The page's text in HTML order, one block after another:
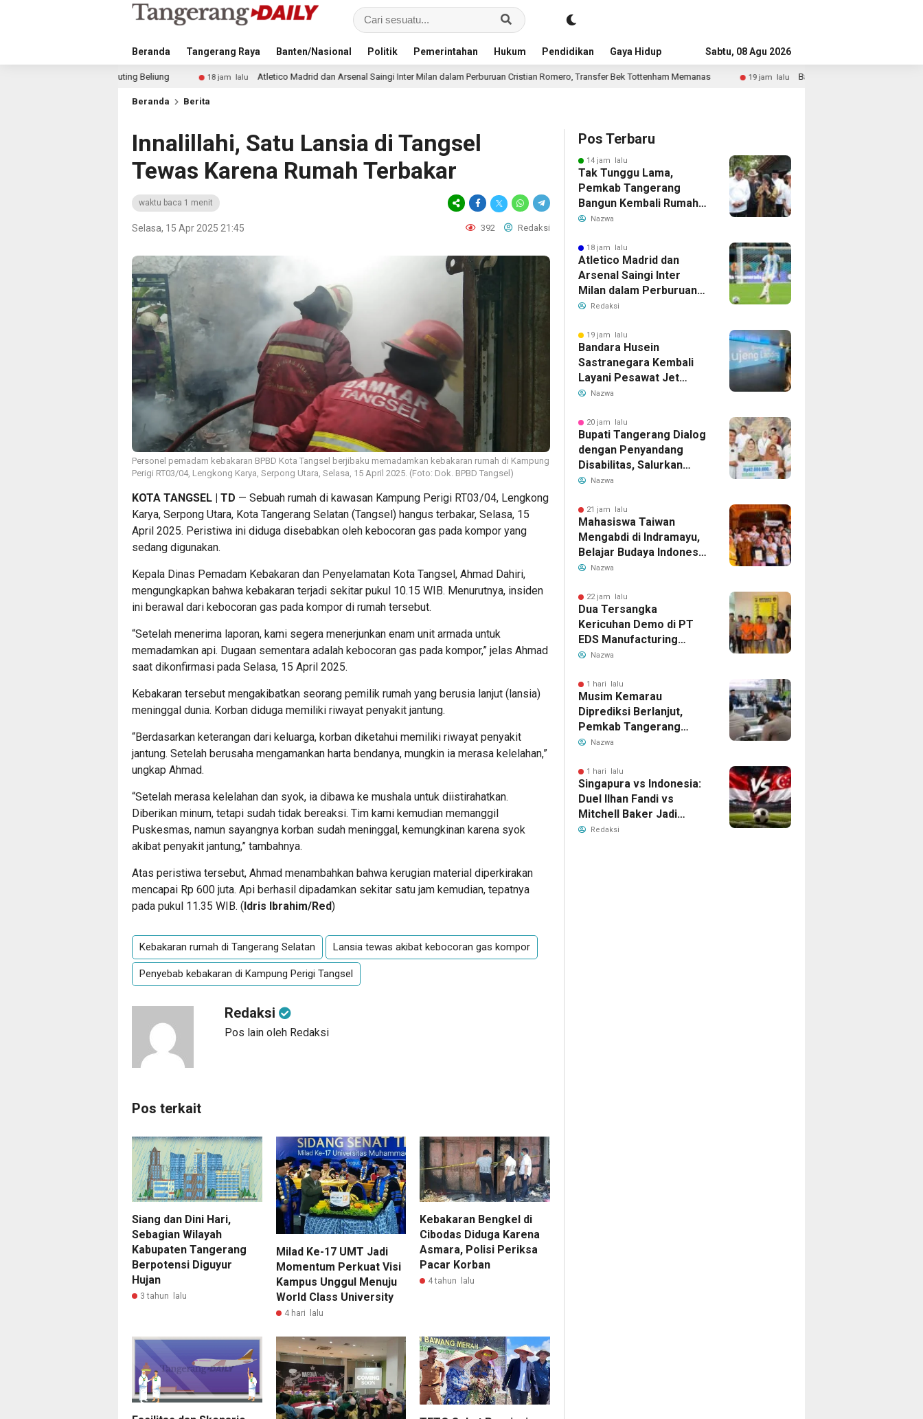
Beranda Tangerang Raya Banten/Nasional Politik Pemerintahan Hukum Pendidikan Gaya Hidup AdvertorialSabtu, 08 Agu 2026
18 jam lalu Atletico Madrid dan Arsenal Saingi Inter Milan dalam Perburuan Cristian Romero, Transfer Bek Tottenham Memanas 19 jam lalu Bandara Husein Sastranegara Kembali Layani Pesawat Jet
Beranda Berita
Innalillahi, Satu Lansia di Tangsel
Tewas Karena Rumah Terbakar
waktu baca 1 menit
Selasa, 15 Apr 2025 21:45 392 Redaksi
Personel pemadam kebakaran BPBD Kota Tangsel berjibaku memadamkan kebakaran rumah di Kampung
Perigi RT03/04, Lengkong Karya, Serpong Utara, Selasa, 15 April 2025. (Foto: Dok. BPBD Tangsel)
KOTA TANGSEL | TD — Sebuah rumah di kawasan Kampung Perigi RT03/04, Lengkong
Karya, Serpong Utara, Kota Tangerang Selatan (Tangsel) hangus terbakar, Selasa, 15
April 2025. Peristiwa ini diduga disebabkan oleh kebocoran gas pada kompor yang
sedang digunakan.
Kepala Dinas Pemadam Kebakaran dan Penyelamatan Kota Tangsel, Ahmad Dahiri,
mengungkapkan bahwa kebakaran terjadi sekitar pukul 10.15 WIB. Menurutnya, insiden
ini berawal dari kebocoran gas pada kompor di rumah tersebut.
“Setelah menerima laporan, kami segera menerjunkan enam unit armada untuk
memadamkan api. Dugaan sementara adalah kebocoran gas pada kompor,” jelas Ahmad
saat dikonfirmasi pada Selasa, 15 April 2025.
Kebakaran tersebut mengakibatkan seorang pemilik rumah yang berusia lanjut (lansia)
meninggal dunia. Korban diduga memiliki riwayat penyakit jantung.
“Berdasarkan keterangan dari keluarga, korban diketahui memiliki riwayat penyakit
jantung. Setelah berusaha mengamankan harta bendanya, mungkin ia merasa kelelahan,”
ungkap Ahmad.
“Setelah merasa kelelahan dan syok, ia dibawa ke mushala untuk diistirahatkan.
Diberikan minum, tetapi sudah tidak bereaksi. Tim kami kemudian memanggil
Puskesmas, namun sayangnya korban sudah meninggal, kemungkinan karena syok
akibat penyakit jantung,” tambahnya.
Atas peristiwa tersebut, Ahmad menambahkan bahwa kerugian material diperkirakan
mencapai Rp 600 juta. Api berhasil dipadamkan sekitar satu jam kemudian, tepatnya
pada pukul 11.35 WIB. (Idris Ibrahim/Red)
Kebakaran rumah di Tangerang Selatan Lansia tewas akibat kebocoran gas kompor
Penyebab kebakaran di Kampung Perigi Tangsel
Redaksi
Pos lain oleh Redaksi
Pos terkait
Siang dan Dini Hari,
Sebagian Wilayah
Kabupaten Tangerang
Berpotensi Diguyur
Hujan
3 tahun lalu
Milad Ke-17 UMT Jadi
Momentum Perkuat Visi
Kampus Unggul Menuju
World Class University
4 hari lalu
Kebakaran Bengkel di
Cibodas Diduga Karena
Asmara, Polisi Periksa
Pacar Korban
4 tahun lalu
Pos Terbaru
14 jam lalu
Tak Tunggu Lama,
Pemkab Tangerang
Bangun Kembali Rumah
Warga yang Roboh
Nazwa
18 jam lalu
Atletico Madrid dan
Arsenal Saingi Inter
Milan dalam Perburuan
Cristian Romero,
Memanas
Redaksi
19 jam lalu
Bandara Husein
Sastranegara Kembali
Layani Pesawat Jet
Mulai 14 Agustus 2026,
Rute Bandung-Denpasar
Nazwa
20 jam lalu
Bupati Tangerang Dialog
dengan Penyandang
Disabilitas, Salurkan
Bantuan dan Tampung
Nazwa
21 jam lalu
Mahasiswa Taiwan
Mengabdi di Indramayu,
Belajar Budaya Indonesia
dan Edukasi Pekerja
Nazwa
22 jam lalu
Dua Tersangka
Kericuhan Demo di PT
EDS Manufacturing
Indonesia Ditahan, Polda
Perebutan Pengelolaan
Limbah
Nazwa
1 hari lalu
Musim Kemarau
Diprediksi Berlanjut,
Pemkab Tangerang
Siapkan Langkah
Bersih
Nazwa
1 hari lalu
Singapura vs Indonesia:
Duel Ilhan Fandi vs
Mitchell Baker Jadi
Sorotan di Piala AFF
Redaksi